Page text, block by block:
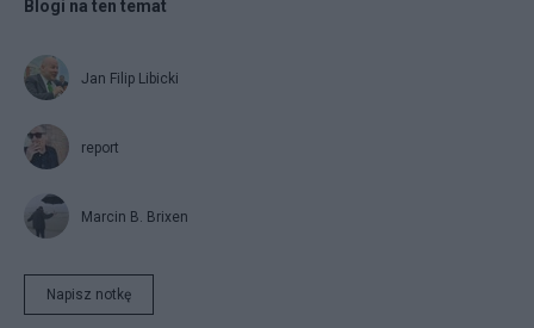
Blogi na ten temat
Jan Filip Libicki
report
Marcin B. Brixen
Napisz notkę